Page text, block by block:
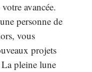
avancée.
personne de
vous
projets
pleine lune